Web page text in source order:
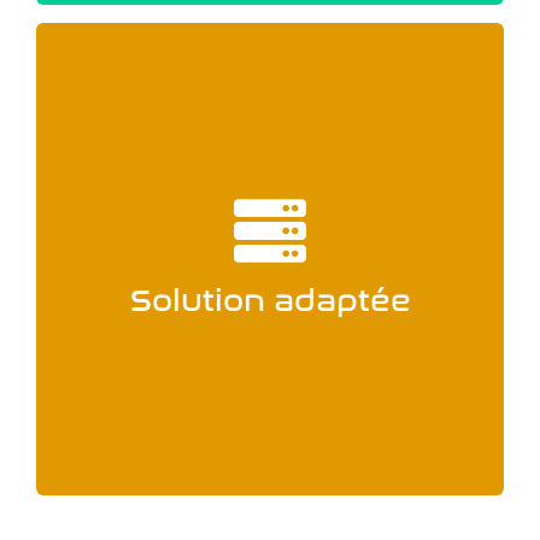
Solution adaptée
compte rendu avec le client.